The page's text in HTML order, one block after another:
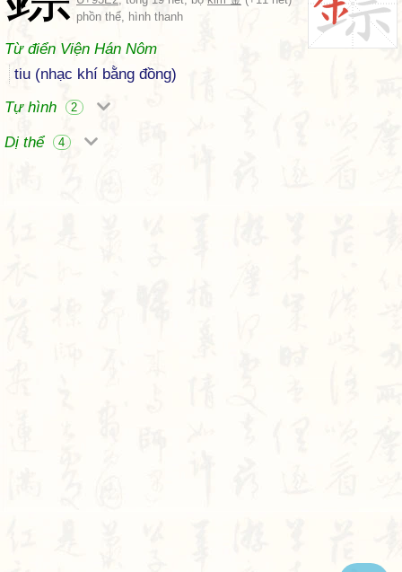
phồn thể, hình thanh
Từ điển Viện Hán Nôm
tiu (nhạc khí bằng đồng)
Tự hình
2
Dị thể 4